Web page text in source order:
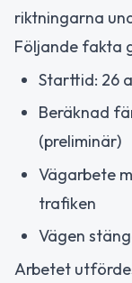
riktningarna
Följande fakta
Starttid: 26
Beräknad
(preliminär)
Vägarbete
trafiken
Vägen
Arbetet